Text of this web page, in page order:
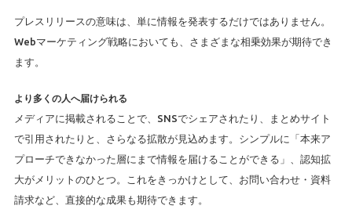
プレスリリースの意味は、単に情報を発表するだけではありません。
Webマーケティング戦略においても、さまざまな相乗効果が期待でき
ます。
より多くの人へ届けられる
メディアに掲載されることで、SNSでシェアされたり、まとめサイト
で引用されたりと、さらなる拡散が見込めます。シンプルに「本来ア
プローチできなかった層にまで情報を届けることができる」、認知拡
大がメリットのひとつ。これをきっかけとして、お問い合わせ・資料
請求など、直接的な成果も期待できます。